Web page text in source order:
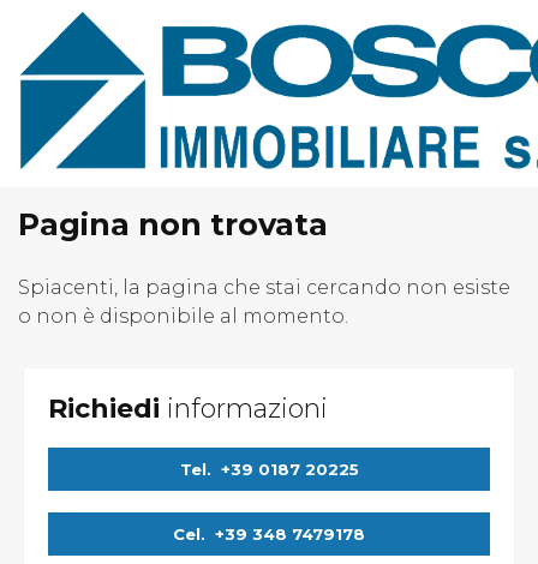
Home
Chi Siamo
Immobili In Vendita
Immobili In Affitto
Lascia Una Richiesta
Contatti
Pagina non trovata
Spiacenti, la pagina che stai cercando non esiste
o non è disponibile al momento.
Richiedi informazioni
Tel. +39 0187 20225
Cel. +39 348 7479178